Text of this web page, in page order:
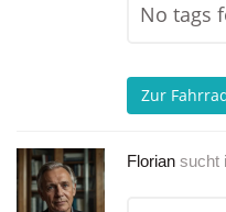
No tags
Zur
Florian sucht